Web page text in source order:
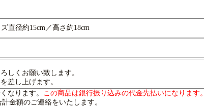
直径約15cm／高さ約18cm
しくお願い致します。
差し上げます。
なります。 この商品は銀行振り込みの代金先払いになります。
金額のご連絡をいたします。